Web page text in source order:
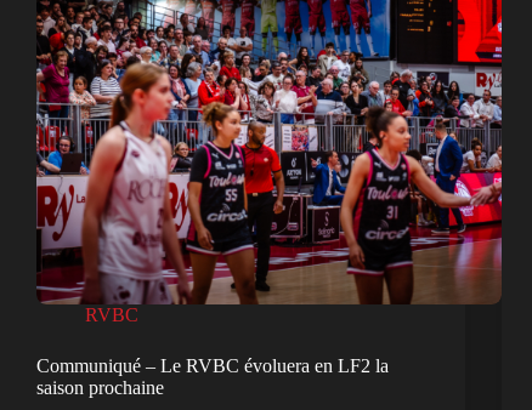
RVBC
Communiqué – Le RVBC évoluera en LF2 la
saison prochaine